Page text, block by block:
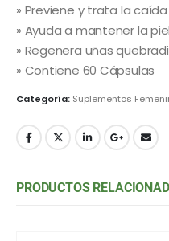
» Previene y trata la
» Ayuda a mantener la
» Regenera uñas
» Contiene 60 Cápsulas
Categoría: Suplementos
PRODUCTOS